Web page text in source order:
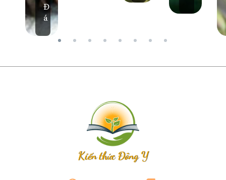
Đ
á
Kiến thức Đông Y